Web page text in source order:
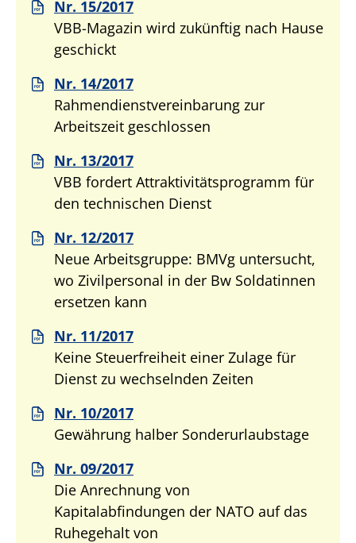
Nr. 15/2017
VBB-Magazin wird zukünftig nach Hause
geschickt
Nr. 14/2017
Rahmendienstvereinbarung zur
Arbeitszeit geschlossen
Nr. 13/2017
VBB fordert Attraktivitätsprogramm für
den technischen Dienst
Nr. 12/2017
Neue Arbeitsgruppe: BMVg untersucht,
wo Zivilpersonal in der Bw Soldatinnen
ersetzen kann
Nr. 11/2017
Keine Steuerfreiheit einer Zulage für
Dienst zu wechselnden Zeiten
Nr. 10/2017
Gewährung halber Sonderurlaubstage
Nr. 09/2017
Die Anrechnung von
Kapitalabfindungen der NATO auf das
Ruhegehalt von